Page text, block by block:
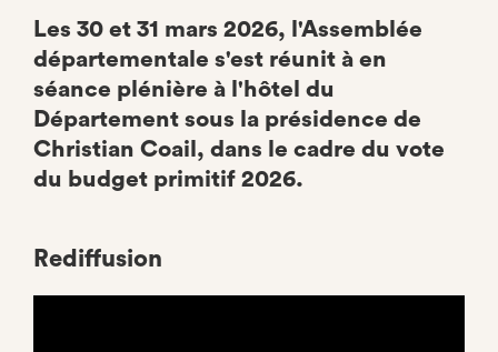
Les 30 et 31 mars 2026, l'Assemblée
départementale s'est réunit à en
séance plénière à l'hôtel du
Département sous la présidence de
Christian Coail, dans le cadre du vote
du budget primitif 2026.
Rediffusion